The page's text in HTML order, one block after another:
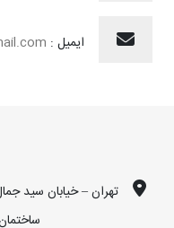
– آهن آلات
برای دانلود کاتالوگ های
ایمیل :